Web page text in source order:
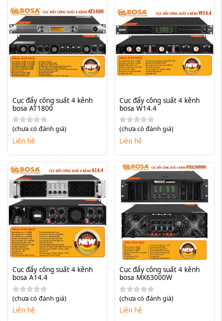
Cục đẩy công suất 4 kênh
bosa AT1800
(chưa có đánh giá)
Liên hệ
Cục đẩy công suất 4 kênh
bosa W14.4
(chưa có đánh giá)
Liên hệ
Cục đẩy công suất 4 kênh
bosa A14.4
(chưa có đánh giá)
Liên hệ
Cục đẩy công suất 4 kênh
bosa MX63000W
(chưa có đánh giá)
Liên hệ